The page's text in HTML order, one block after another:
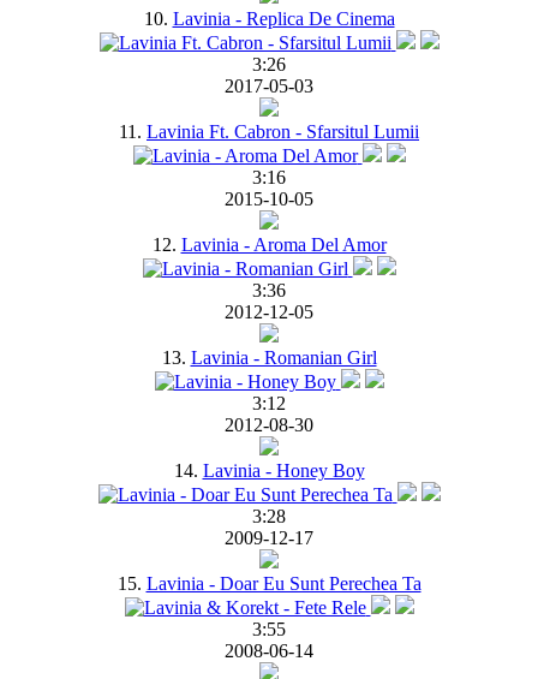
10. Lavinia - Replica De Cinema
3:26
2017-05-03
11. Lavinia Ft. Cabron - Sfarsitul Lumii
3:16
2015-10-05
12. Lavinia - Aroma Del Amor
3:36
2012-12-05
13. Lavinia - Romanian Girl
3:12
2012-08-30
14. Lavinia - Honey Boy
3:28
2009-12-17
15. Lavinia - Doar Eu Sunt Perechea Ta
3:55
2008-06-14